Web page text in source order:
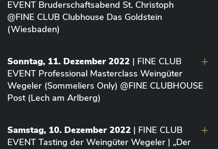
EVENT Bruderschaftsabend St. Christoph
@FINE CLUB Clubhouse Das Goldstein
(Wiesbaden)
Sonntag, 11. Dezember 2022 | FINE CLUB
EVENT Professional Masterclass Weingüter
Wegeler (Sommeliers Only) @FINE CLUBHOUSE
Post (Lech am Arlberg)
Samstag, 10. Dezember 2022 | FINE CLUB
EVENT Tasting der Weingüter Wegeler | „Der